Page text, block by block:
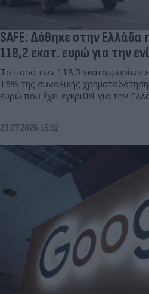
SAFE: Δόθηκε στην
118,2 εκατ. ευρώ για την
Το ποσό των 118,3 εκατομμυρίων
15% της συνολικής
ευρώ που έχει εγκριθεί για την
23.07.2026 16:32